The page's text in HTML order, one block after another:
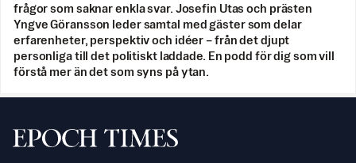
frågor som saknar enkla svar. Josefin Utas och prästen
Yngve Göransson leder samtal med gäster som delar
erfarenheter, perspektiv och idéer – från det djupt
personliga till det politiskt laddade. En podd för dig som vill
förstå mer än det som syns på ytan.
Svenska Epoch Times